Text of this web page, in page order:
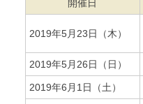
開催日
2019年5月23日（木）
2019年5月26日（日）
2019年6月1日（土）